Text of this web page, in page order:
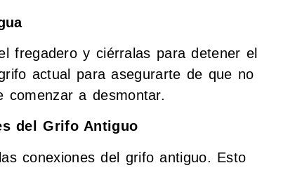
fregadero y ciérralas para detener el
actual para asegurarte de que no
a desmontar.
del Grifo Antiguo
conexiones del grifo antiguo. Esto